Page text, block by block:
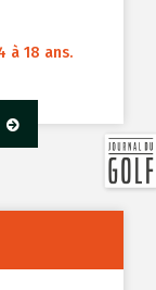
à 18 ans.